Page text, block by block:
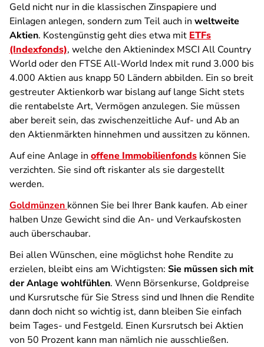
Geld nicht nur in die klassischen Zinspapiere und
Einlagen anlegen, sondern zum Teil auch in weltweite
Aktien. Kostengünstig geht dies etwa mit ETFs
(Indexfonds), welche den Aktienindex MSCI All Country
World oder den FTSE All-World Index mit rund 3.000 bis
4.000 Aktien aus knapp 50 Ländern abbilden. Ein so breit
gestreuter Aktienkorb war bislang auf lange Sicht stets
die rentabelste Art, Vermögen anzulegen. Sie müssen
aber bereit sein, das zwischenzeitliche Auf- und Ab an
den Aktienmärkten hinnehmen und aussitzen zu können.
Auf eine Anlage in offene Immobilienfonds können Sie
verzichten. Sie sind oft riskanter als sie dargestellt
werden.
Goldmünzen können Sie bei Ihrer Bank kaufen. Ab einer
halben Unze Gewicht sind die An- und Verkaufskosten
auch überschaubar.
Bei allen Wünschen, eine möglichst hohe Rendite zu
erzielen, bleibt eins am Wichtigsten: Sie müssen sich mit
der Anlage wohlfühlen. Wenn Börsenkurse, Goldpreise
und Kursrutsche für Sie Stress sind und Ihnen die Rendite
dann doch nicht so wichtig ist, dann bleiben Sie einfach
beim Tages- und Festgeld. Einen Kursrutsch bei Aktien
von 50 Prozent kann man nämlich nie ausschließen.